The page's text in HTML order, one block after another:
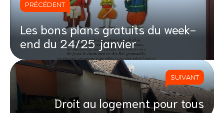
PRÉCÉDENT
Les bons plans gratuits du week-
end du 24/25 janvier
SUIVANT
Droit au logement pour tous